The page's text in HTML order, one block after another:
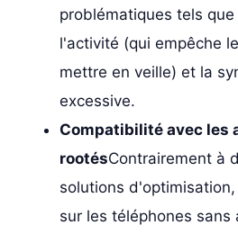
problématiques tels
l'activité (qui empêche
mettre en veille) et la
excessive.
Compatibilité avec les
rootésContrairement à
solutions
sur les téléphones sans